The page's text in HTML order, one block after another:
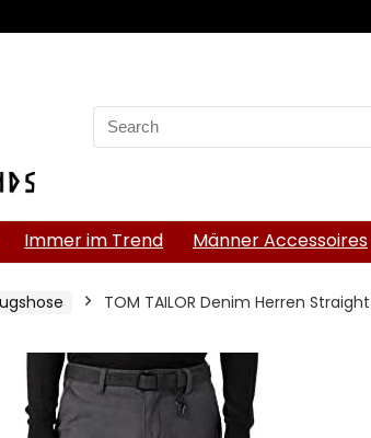
Search
for:
Immer im Trend Männer Accessoires
TOM TAILOR Denim Herren